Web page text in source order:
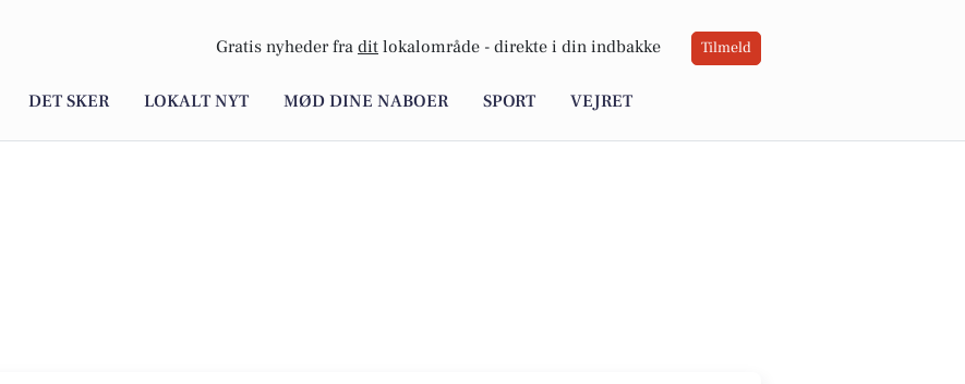
Gratis nyheder fra dit lokalområde - direkte i din indbakke Tilmeld
DET SKER LOKALT NYT MØD DINE NABOER SPORT VEJRET